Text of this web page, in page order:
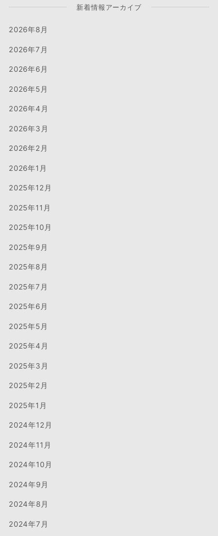
新着情報アーカイブ
2026年8月
2026年7月
2026年6月
2026年5月
2026年4月
2026年3月
2026年2月
2026年1月
2025年12月
2025年11月
2025年10月
2025年9月
2025年8月
2025年7月
2025年6月
2025年5月
2025年4月
2025年3月
2025年2月
2025年1月
2024年12月
2024年11月
2024年10月
2024年9月
2024年8月
2024年7月